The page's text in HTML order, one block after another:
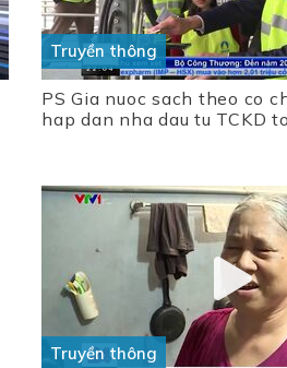
Truyền thông
PS Gia nuoc sach theo co
hap dan nha dau tu TCKD
Truyền thông